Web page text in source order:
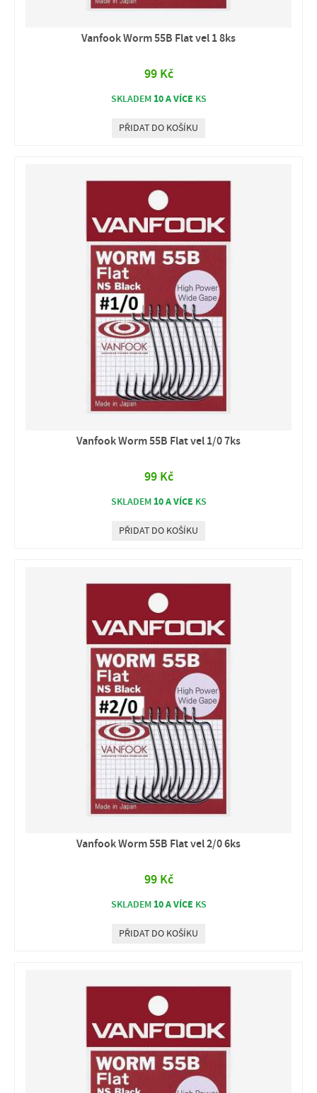
Vanfook Worm 55B Flat vel 1 8ks
99 Kč
SKLADEM 10 A VÍCE KS
PŘIDAT DO KOŠÍKU
Vanfook Worm 55B Flat vel 1/0 7ks
99 Kč
SKLADEM 10 A VÍCE KS
PŘIDAT DO KOŠÍKU
Vanfook Worm 55B Flat vel 2/0 6ks
99 Kč
SKLADEM 10 A VÍCE KS
PŘIDAT DO KOŠÍKU